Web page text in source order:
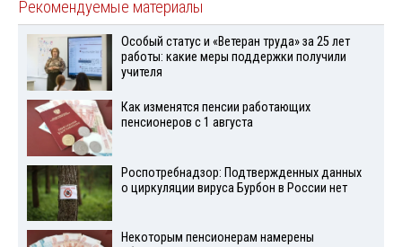
Рекомендуемые материалы
Особый статус и «Ветеран труда» за 25 лет
работы: какие меры поддержки получили
учителя
Как изменятся пенсии работающих
пенсионеров с 1 августа
Роспотребнадзор: Подтвержденных данных
о циркуляции вируса Бурбон в России нет
Некоторым пенсионерам намерены